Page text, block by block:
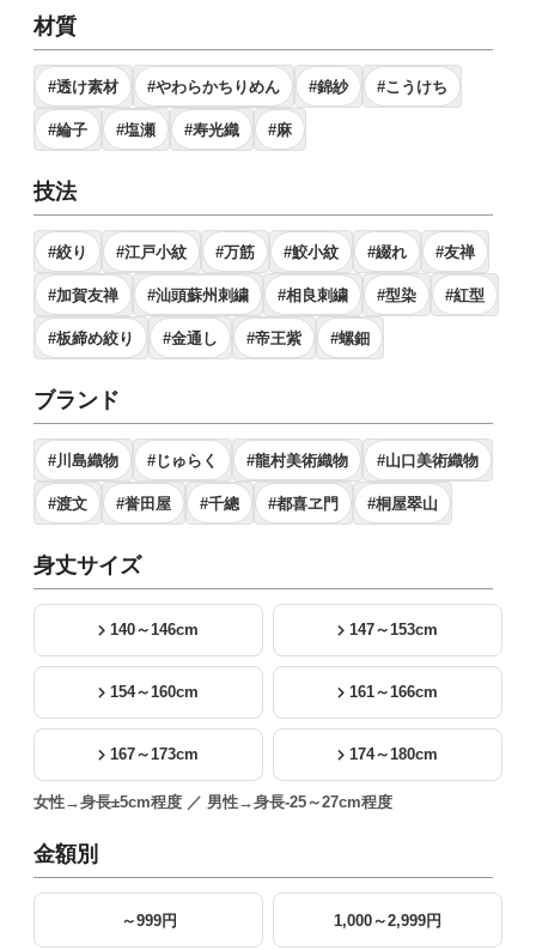
材質
#透け素材 #やわらかちりめん #錦紗 #こうけち
#綸子 #塩瀬 #寿光織 #麻
技法
#絞り #江戸小紋 #万筋 #鮫小紋 #綴れ #友禅
#加賀友禅 #汕頭蘇州刺繍 #相良刺繍 #型染 #紅型
#板締め絞り #金通し #帝王紫 #螺鈿
ブランド
#川島織物 #じゅらく #龍村美術織物 #山口美術織物
#渡文 #誉田屋 #千總 #都喜ヱ門 #桐屋翠山
身丈サイズ
140～146cm 147～153cm
154～160cm 161～166cm
167～173cm 174～180cm
女性→身長±5cm程度 ／ 男性→身長-25～27cm程度
金額別
～999円 1,000～2,999円